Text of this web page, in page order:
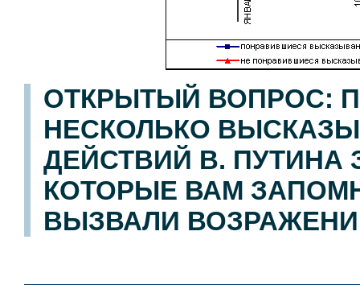
ОТКРЫТЫЙ ВОПРОС:
НЕСКОЛЬКО
ДЕЙСТВИЙ В.
КОТОРЫЕ ВАМ
ВЫЗВАЛИ